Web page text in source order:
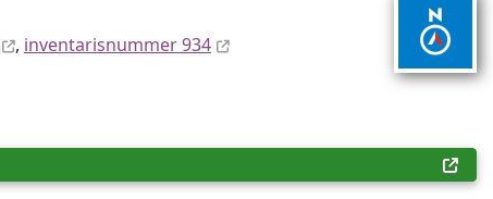
, inventaris­num­mer 934